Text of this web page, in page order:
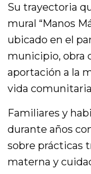
Su trayectoria
mural “Manos
ubicado en el
municipio, obra
aportación a la
vida
Familiares y
durante años
sobre prácticas
materna y